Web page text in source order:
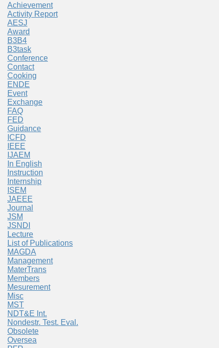
Achievement
Activity Report
AESJ
Award
B3B4
B3task
Conference
Contact
Cooking
ENDE
Event
Exchange
FAQ
FED
Guidance
ICFD
IEEE
IJAEM
In English
Instruction
Internship
ISEM
JAEEE
Journal
JSM
JSNDI
Lecture
List of Publications
MAGDA
Management
MaterTrans
Members
Mesurement
Misc
MST
NDT&E Int.
Nondestr. Test. Eval.
Obsolete
Oversea